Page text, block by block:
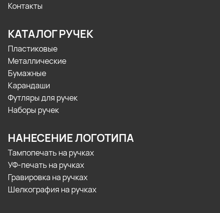
Контакты
КАТАЛОГ РУЧЕК
Пластиковые
Металлические
Бумажные
Карандаши
Футляры для ручек
Наборы ручек
НАНЕСЕНИЕ ЛОГОТИПА
Тампопечать на ручках
УФ-печать на ручках
Гравировка на ручках
Шелкография на ручках